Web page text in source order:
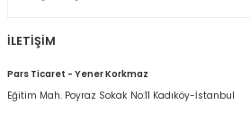
İLETİŞİM
Pars Ticaret - Yener Korkmaz
Eğitim Mah. Poyraz Sokak No:11 Kadıköy-İstanbul